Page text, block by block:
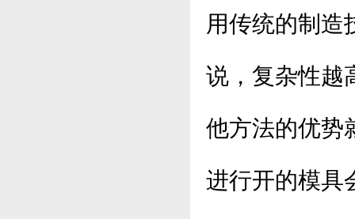
用传统的制造
说，复杂性越
他方法的优势
进行开的模具